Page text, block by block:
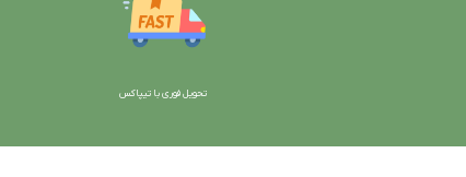
تحویل فوری با تیپاکس